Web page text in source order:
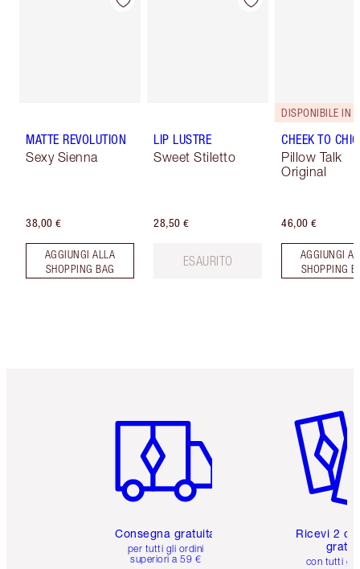
MATTE REVOLUTION
Sexy Sienna
38,00 €
AGGIUNGI ALLA
SHOPPING BAG
LIP LUSTRE
Sweet Stiletto
28,50 €
ESAURITO
CHEEK TO CHIC
Pillow Talk
Original
46,00 €
AGGIUNGI
SHOPPING
Consegna gratuita
per tutti gli ordini
superiori a 59 €
Ricevi 2
con tutti gli